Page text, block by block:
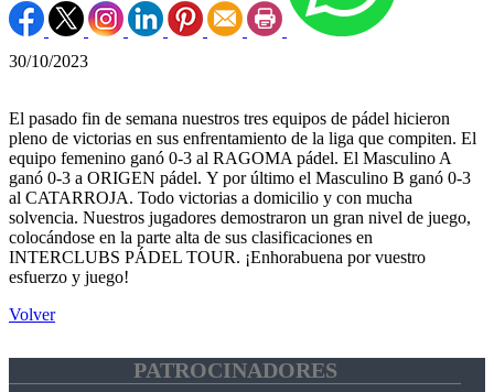
30/10/2023
El pasado fin de semana nuestros tres equipos de pádel hicieron
pleno de victorias en sus enfrentamiento de la liga que compiten. El
equipo femenino ganó 0-3 al RAGOMA pádel. El Masculino A
ganó 0-3 a ORIGEN pádel. Y por último el Masculino B ganó 0-3
al CATARROJA. Todo victorias a domicilio y con mucha
solvencia. Nuestros jugadores demostraron un gran nivel de juego,
colocándose en la parte alta de sus clasificaciones en
INTERCLUBS PÁDEL TOUR. ¡Enhorabuena por vuestro
esfuerzo y juego!
Volver
PATROCINADORES